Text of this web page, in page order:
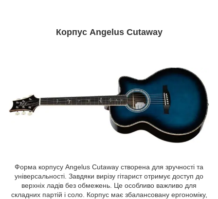
Корпус Angelus Cutaway
Форма корпусу Angelus Cutaway створена для зручності та
універсальності. Завдяки вирізу гітарист отримує доступ до
верхніх ладів без обмежень. Це особливо важливо для
складних партій і соло. Корпус має збалансовану ергономіку,